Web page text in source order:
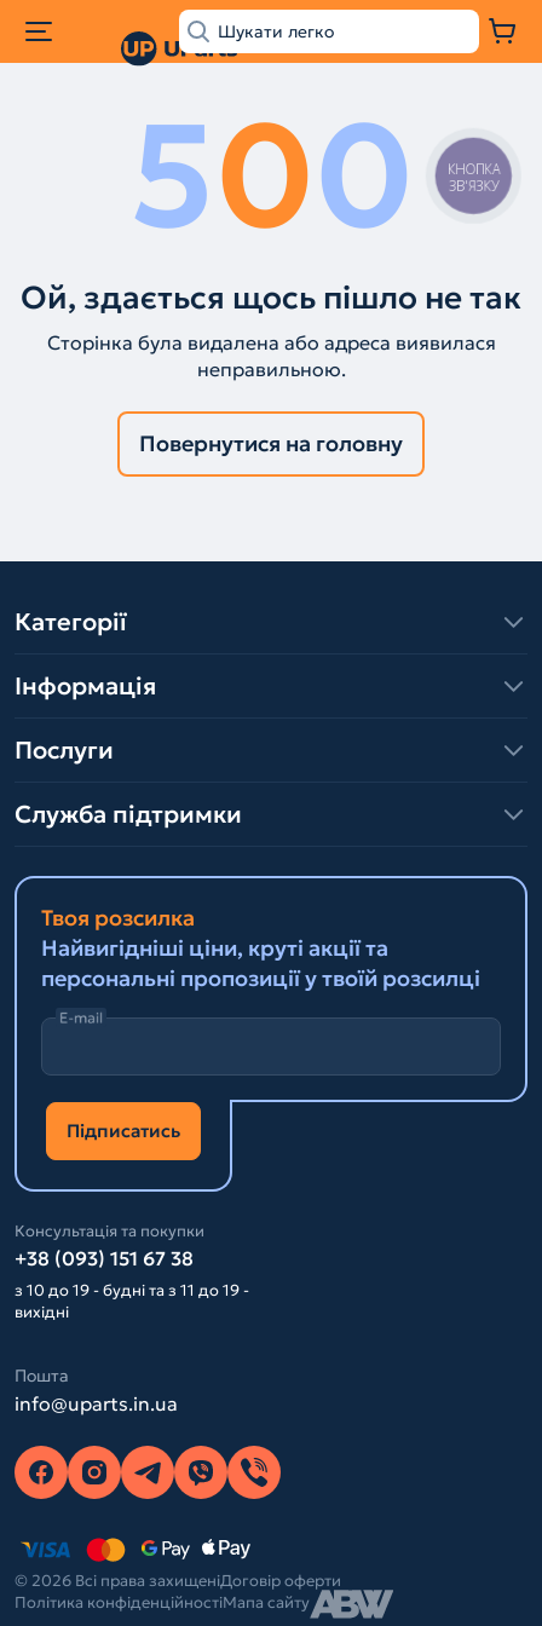
500
Ой, здається щось пішло не так
Сторінка була видалена або адреса виявилася
неправильною.
Повернутися на головну
Категорії
Інформація
Послуги
Служба підтримки
Твоя розсилка
Найвигідніші ціни, круті акції та
персональні пропозиції у твоїй розсилці
E-mail
Підписатись
Консультація та покупки
+38 (093) 151 67 38
з 10 до 19 - будні та з 11 до 19 -
вихідні
Пошта
info@uparts.in.ua
© 2026 Всі права захищеніДоговір оферти
Політика конфіденційностіМапа сайту
КНОПКА
ЗВ'ЯЗКУ